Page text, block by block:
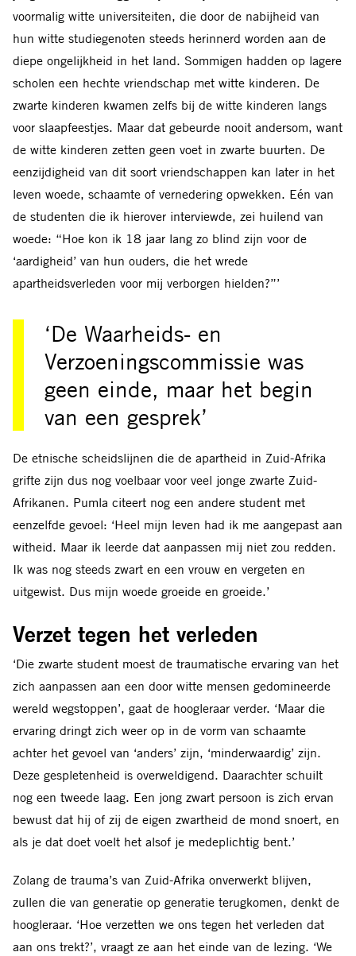
voormalig witte universiteiten, die door de nabijheid van
hun witte studiegenoten steeds herinnerd worden aan de
diepe ongelijkheid in het land. Sommigen hadden op lagere
scholen een hechte vriendschap met witte kinderen. De
zwarte kinderen kwamen zelfs bij de witte kinderen langs
voor slaapfeestjes. Maar dat gebeurde nooit andersom, want
de witte kinderen zetten geen voet in zwarte buurten. De
eenzijdigheid van dit soort vriendschappen kan later in het
leven woede, schaamte of vernedering opwekken. Eén van
de studenten die ik hierover interviewde, zei huilend van
woede: “Hoe kon ik 18 jaar lang zo blind zijn voor de
‘aardigheid’ van hun ouders, die het wrede
apartheidsverleden voor mij verborgen hielden?”’
‘De Waarheids- en
Verzoeningscommissie was
geen einde, maar het begin
van een gesprek’
De etnische scheidslijnen die de apartheid in Zuid-Afrika
grifte zijn dus nog voelbaar voor veel jonge zwarte Zuid-
Afrikanen. Pumla citeert nog een andere student met
eenzelfde gevoel: ‘Heel mijn leven had ik me aangepast aan
witheid. Maar ik leerde dat aanpassen mij niet zou redden.
Ik was nog steeds zwart en een vrouw en vergeten en
uitgewist. Dus mijn woede groeide en groeide.’
Verzet tegen het verleden
‘Die zwarte student moest de traumatische ervaring van het
zich aanpassen aan een door witte mensen gedomineerde
wereld wegstoppen’, gaat de hoogleraar verder. ‘Maar die
ervaring dringt zich weer op in de vorm van schaamte
achter het gevoel van ‘anders’ zijn, ‘minderwaardig’ zijn.
Deze gespletenheid is overweldigend. Daarachter schuilt
nog een tweede laag. Een jong zwart persoon is zich ervan
bewust dat hij of zij de eigen zwartheid de mond snoert, en
als je dat doet voelt het alsof je medeplichtig bent.’
Zolang de trauma’s van Zuid-Afrika onverwerkt blijven,
zullen die van generatie op generatie terugkomen, denkt de
hoogleraar. ‘Hoe verzetten we ons tegen het verleden dat
aan ons trekt?’, vraagt ze aan het einde van de lezing. ‘We